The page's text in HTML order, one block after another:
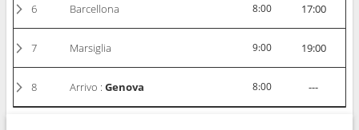
6 Barcellona 8:00 17:00
7 Marsiglia 9:00 19:00
8 Arrivo :Genova 8:00 ---